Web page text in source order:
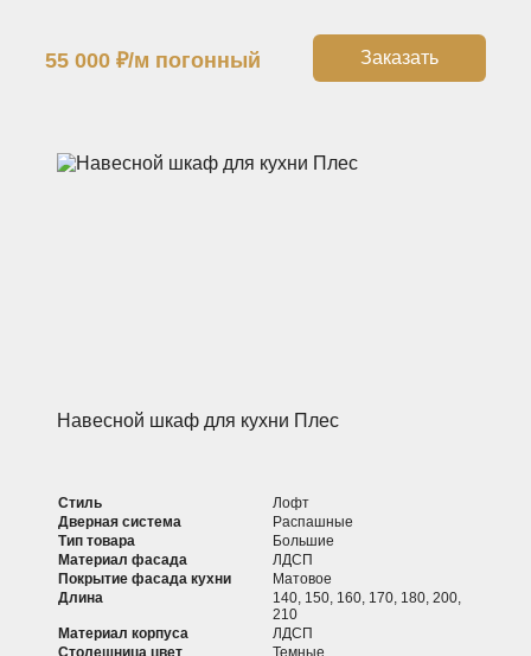
55 000₽/м погонный Заказать
Навесной шкаф для кухни Плес
Стиль
Лофт
Дверная система
Распашные
Тип товара
Большие
Материал фасада
ЛДСП
Покрытие фасада кухни
Матовое
Длина
140, 150, 160, 170, 180, 200,
210
Материал корпуса
ЛДСП
Столешница цвет
Темные